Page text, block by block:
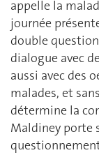
appelle la
journée
double
dialogue avec
aussi avec des
malades, et
détermine la
Maldiney porte